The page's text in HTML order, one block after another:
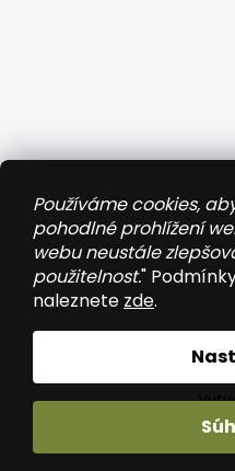
Používáme cookies,
pohodlné prohlížení
webu neustále
použitelnost."
naleznete zde.